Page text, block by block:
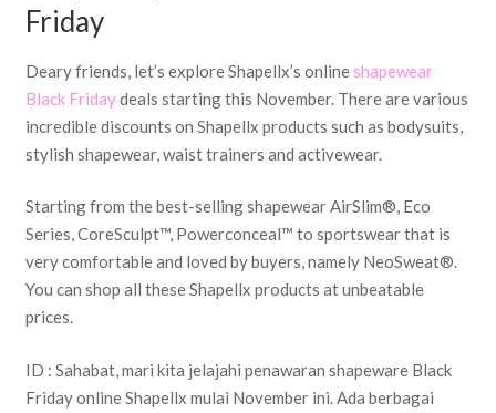
Friday
Deary friends, let’s explore Shapellx’s onlineshapewear
Black Fridaydeals starting this November. There are various
incredible discounts on Shapellx products such as bodysuits,
stylish shapewear, waist trainers and activewear.
Starting from the best-selling shapewear AirSlim®, Eco
Series, CoreSculpt™, Powerconceal™ to sportswear that is
very comfortable and loved by buyers, namely NeoSweat®.
You can shop all these Shapellx products at unbeatable
prices.
ID : Sahabat, mari kita jelajahi penawaran shapeware Black
Friday online Shapellx mulai November ini. Ada berbagai